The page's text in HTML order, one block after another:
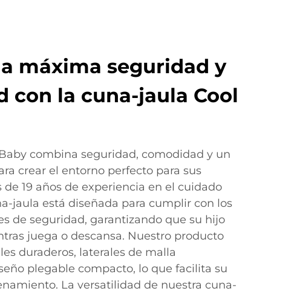
máxima seguridad y
con la cuna-jaula Cool
combina seguridad, comodidad y un
crear el entorno perfecto para sus
de 19 años de experiencia en el cuidado
jaula está diseñada para cumplir con los
de seguridad, garantizando que su hijo
juega o descansa. Nuestro producto
duraderos, laterales de malla
plegable compacto, lo que facilita su
La versatilidad de nuestra cuna-